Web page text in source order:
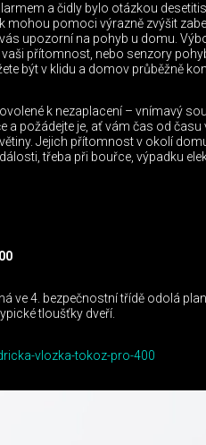
a čidly bylo otázkou
mohou pomoci výrazně zvýšit
upozorní na pohyb u domu.
přítomnost, nebo senzory
být v klidu a domov průběžně
k nezaplacení – vnímavý
a požádejte je, ať vám čas od času
Jejich přítomnost v okolí
třeba při bouřce, výpadku
ve 4. bezpečnostní třídě odolá
tloušťky dveří.
vlozka-tokoz-pro-400